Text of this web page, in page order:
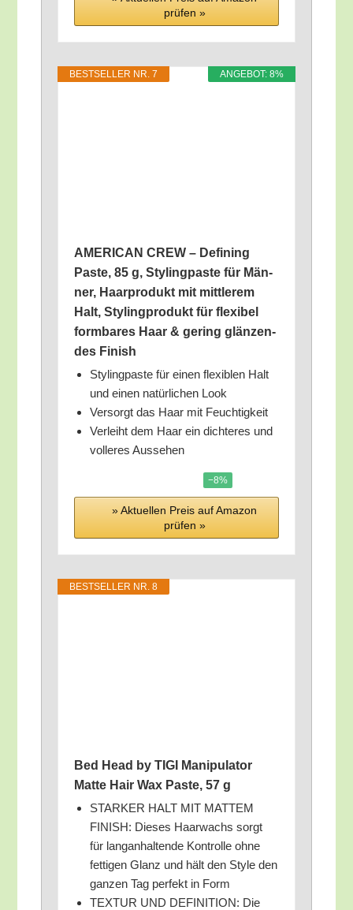
prü­fen »
ANGE­BOT: 8%
BEST­SEL­LER NR. 7
AMERICAN CREW – Defi­ning
Pas­te, 85 g, Sty­ling­pas­te für Män­
ner, Haar­pro­dukt mit mitt­le­rem
Halt, Sty­ling­pro­dukt für fle­xi­bel
form­ba­res Haar & gering glän­zen­
des Finish
Sty­ling­pas­te für einen fle­xi­blen Halt
und einen natür­li­chen Look
Ver­sorgt das Haar mit Feuchtigkeit
Ver­leiht dem Haar ein dich­te­res und
vol­le­res Aussehen
−8%
» Aktu­el­len Preis auf Ama­zon
prü­fen »
BEST­SEL­LER NR. 8
Bed Head by TIGI Mani­pu­la­tor
Mat­te Hair Wax Pas­te, 57 g
STARKER HALT MIT MATTEM
FINISH: Die­ses Haar­wachs sorgt
für lang­an­hal­ten­de Kon­trol­le ohne
fet­ti­gen Glanz und hält den Style den
gan­zen Tag per­fekt in Form
TEXTUR UND DEFINITION: Die